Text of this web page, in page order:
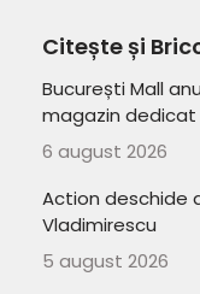
Citește și
București Mall
magazin
6 august 2026
Action deschide
Vladimirescu
5 august 2026